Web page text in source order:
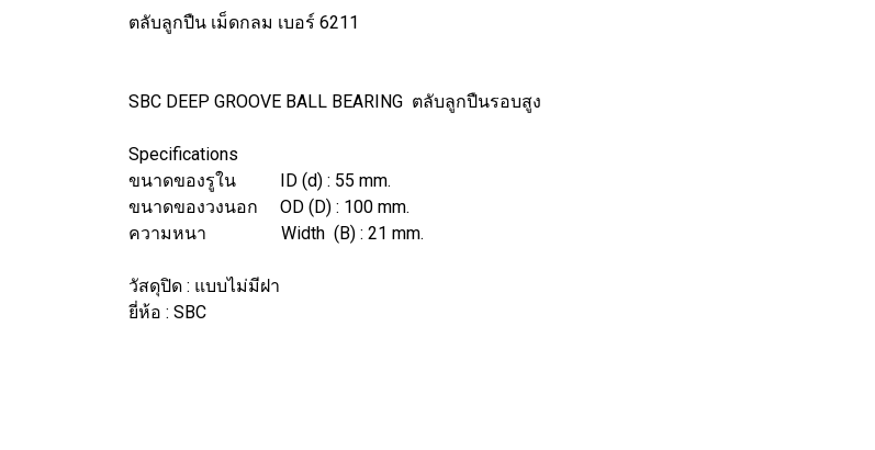
ตลับลูกปืน เม็ดกลม เบอร์ 6211
SBC DEEP GROOVE BALL BEARING ตลับลูกปืนรอบสูง
Specifications
ขนาดของรูใน ID (d) : 55 mm.
ขนาดของวงนอก OD (D) : 100 mm.
ความหนา Width (B) : 21 mm.
วัสดุปิด : แบบไม่มีฝา
ยี่ห้อ : SBC